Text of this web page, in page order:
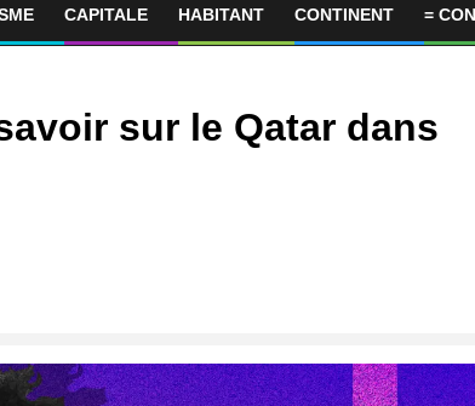
CAPITALE HABITANT CONTINENT =
sur le Qatar dans